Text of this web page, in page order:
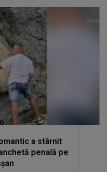
a stârnit
penală pe